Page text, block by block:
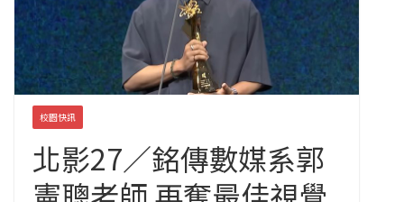
校園快訊
北影27／銘傳數媒系郭